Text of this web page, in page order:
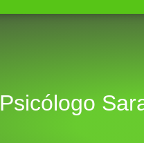
Psicólogo